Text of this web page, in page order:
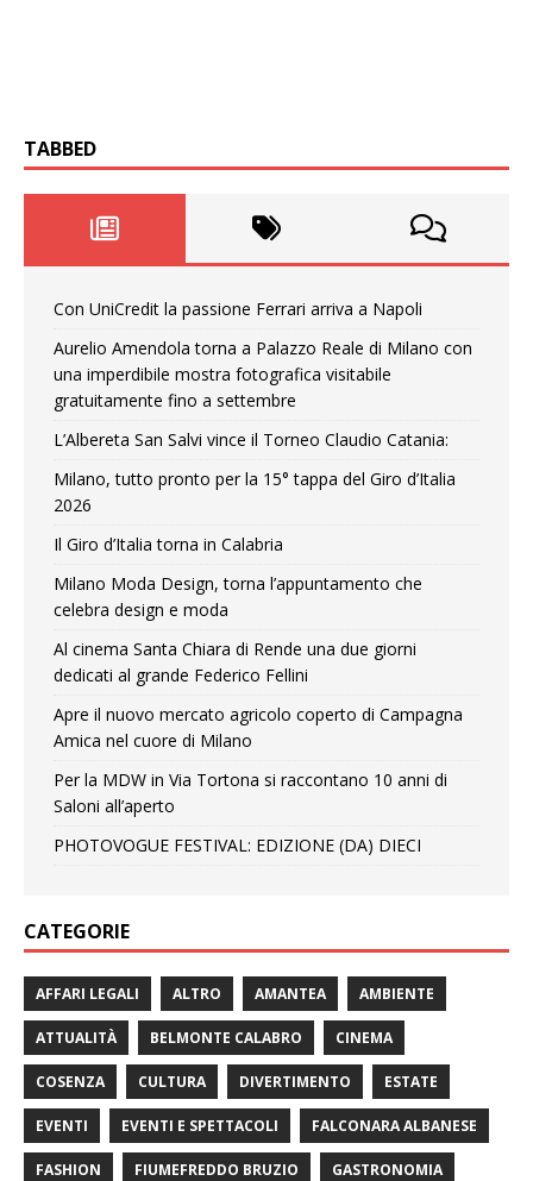
TABBED
Con UniCredit la passione Ferrari arriva a Napoli
Aurelio Amendola torna a Palazzo Reale di Milano con
una imperdibile mostra fotografica visitabile
gratuitamente fino a settembre
L’Albereta San Salvi vince il Torneo Claudio Catania:
Milano, tutto pronto per la 15° tappa del Giro d’Italia
2026
Il Giro d’Italia torna in Calabria
Milano Moda Design, torna l’appuntamento che
celebra design e moda
Al cinema Santa Chiara di Rende una due giorni
dedicati al grande Federico Fellini
Apre il nuovo mercato agricolo coperto di Campagna
Amica nel cuore di Milano
Per la MDW in Via Tortona si raccontano 10 anni di
Saloni all’aperto
PHOTOVOGUE FESTIVAL: EDIZIONE (DA) DIECI
CATEGORIE
AFFARI LEGALI ALTRO AMANTEA AMBIENTE
ATTUALITÀ BELMONTE CALABRO CINEMA
COSENZA CULTURA DIVERTIMENTO ESTATE
EVENTI EVENTI E SPETTACOLI FALCONARA ALBANESE
FASHION FIUMEFREDDO BRUZIO GASTRONOMIA